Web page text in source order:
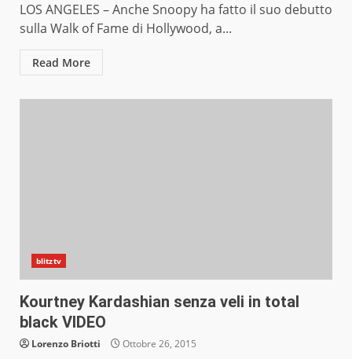
LOS ANGELES – Anche Snoopy ha fatto il suo debutto
sulla Walk of Fame di Hollywood, a...
Read More
blitztv
Kourtney Kardashian senza veli in total
black VIDEO
Lorenzo Briotti Ottobre 26, 2015